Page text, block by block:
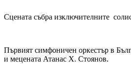
Сцената събра изключителните
Първият симфоничен оркестър в
и мецената Атанас Х. Стоянов.